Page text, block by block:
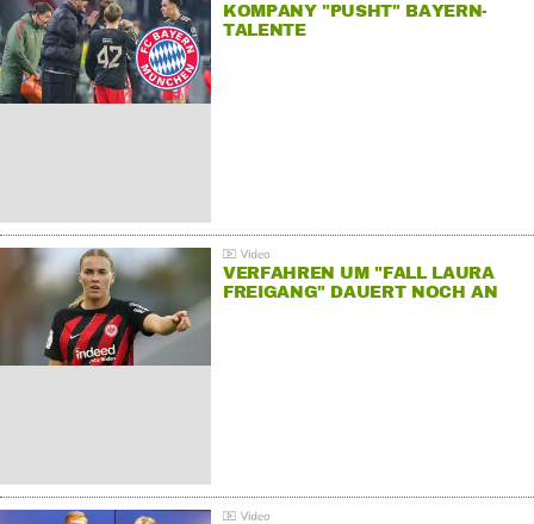
KOMPANY "PUSHT" BAYERN-
TALENTE
VERFAHREN UM "FALL LAURA
FREIGANG" DAUERT NOCH AN